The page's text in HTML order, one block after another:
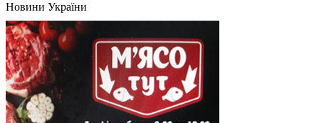
Новини України